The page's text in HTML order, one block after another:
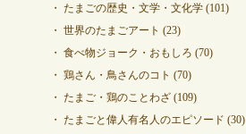
たまごの歴史・文学・文化学(101)
世界のたまごアート (23)
食べ物ジョーク・おもしろ (70)
鶏さん・鳥さんのコト (70)
たまご・鶏のことわざ(109)
たまごと偉人有名人のエピソード (30)